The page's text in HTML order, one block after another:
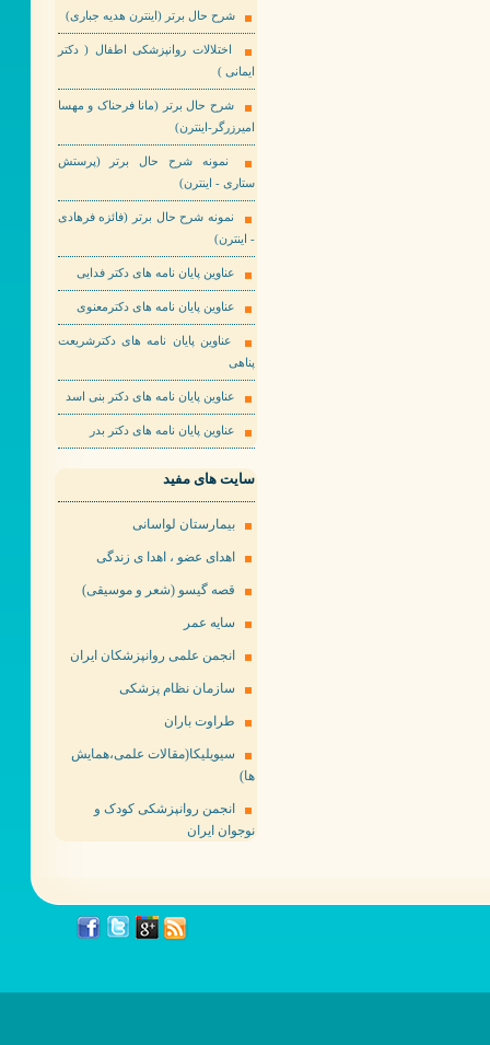
شرح حال برتر (اینترن هدیه جباری)
اختلالات روانپزشکی اطفال ( دکتر
ایمانی )
شرح حال برتر (مانا فرحناک و مهسا
امیرزرگر-اینترن)
نمونه شرح حال برتر (پرستش
ستاری - اینترن)
نمونه شرح حال برتر (فائزه فرهادی
- اینترن)
عناوین پایان نامه های دکتر فدایی
عناوین پایان نامه های دکترمعنوی
عناوین پایان نامه های دکترشریعت
پناهی
عناوین پایان نامه های دکتر بنی اسد
عناوین پایان نامه های دکتر بدر
سایت های مفید
بیمارستان لواسانی
اهدای عضو ، اهدا ی زندگی
قصه گیسو (شعر و موسیقی)
سایه عمر
انجمن علمی روانپزشکان ایران
سازمان نظام پزشکی
طراوت باران
سیویلیکا(مقالات علمی،همایش
ها)
انجمن روانپزشکی کودک و
نوجوان ایران